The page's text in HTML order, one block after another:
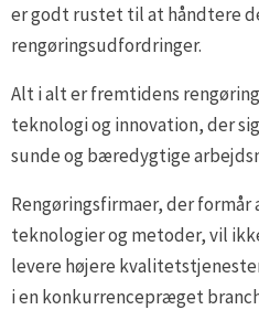
er godt rustet til at håndtere
rengøringsudfordringer.
Alt i alt er fremtidens
teknologi og innovation, der
sunde og bæredygtige
Rengøringsfirmaer, der formår
teknologier og metoder, vil
levere højere
i en konkurrencepræget